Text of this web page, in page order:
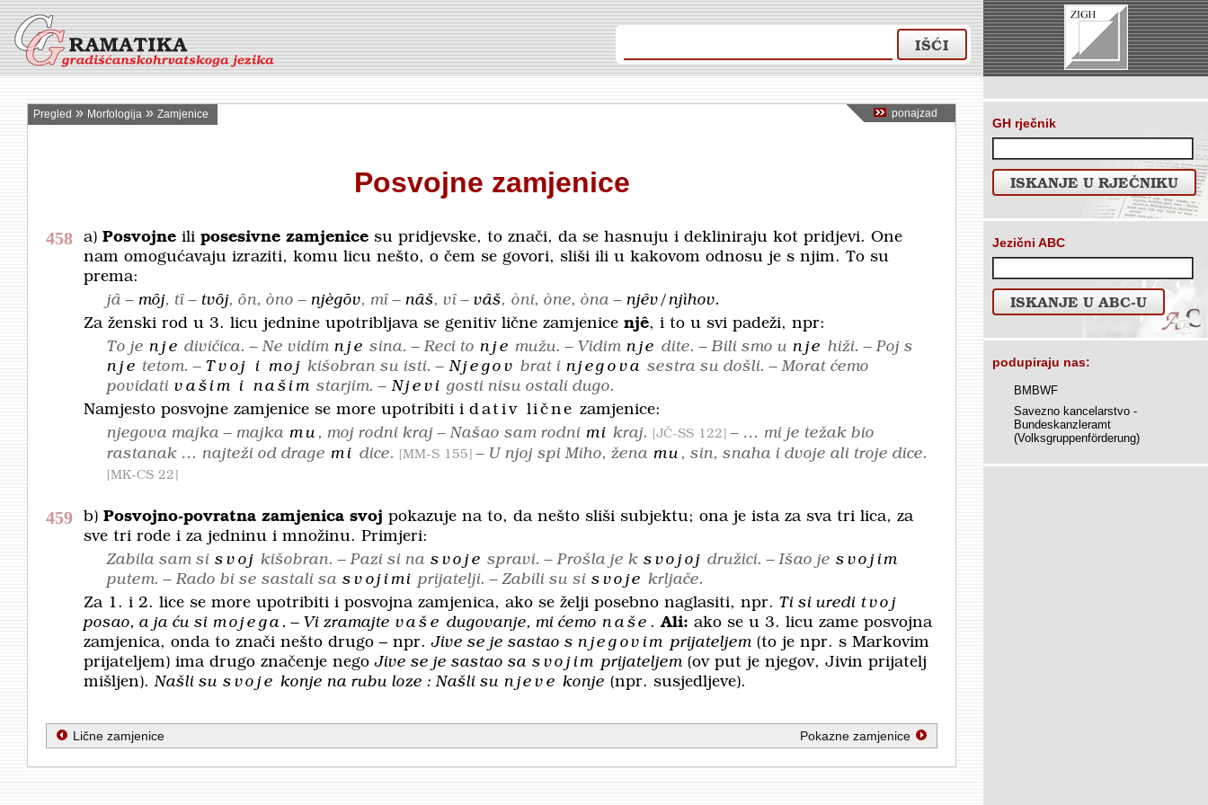
IŠĆI
Pregled » Morfologija » Zamjenice ponajzad
Posvojne zamjenice
458 a) Posvojne ili posesivne zamjenice su pridjevske, to znači, da se has­nuju i dekliniraju kot pridjevi. One
nam omogućavaju izraziti, komu licu nešto, o čem se govori, sliši ili u kakovom odnosu je s njim. To su
prema:
jȃ –mȏj, tȋ –tvȏj, ȏn, òno –njègōv, mȋ –nȃš, vȋ –vȃš, òni, òne, òna –njȇv/njìhov.
Za ženski rod u 3. licu jednine upotribljava se genitiv lične zamjenice njȇ, i to u svi padeži, npr:
To je nje divičica. – Ne vidim nje sina. – Reci to nje mužu. – Vidim nje dite. – Bili smo u nje hiži. – Poj s
nje tetom. –Tvoj i moj kišobran su isti. – Njegov brat i njegova sestra su došli. – Morat ćemo
povidati vašim i našim starjim. – Njevi gosti nisu ostali dugo.
Namjesto posvojne zamjenice se more upotribiti i dativ lične zamje­nice:
njegova majka – majka mu , moj rodni kraj – Našao sam rodni mi kraj. JČ-SS 122 – … mi je težak bio
rastanak … najteži od drage mi dice. MM-S 155 – U njoj spi Miho, žena mu , sin, snaha i dvoje ali troje dice.
MK-CS 22
459 b) Posvojno-povratna zamjenica svoj pokazuje na to, da nešto sliši subjektu; ona je ista za sva tri lica, za
sve tri rode i za jedninu i množinu. Primjeri:
Zabila sam si svoj kišobran. – Pazi si na svoje spravi. – Prošla je k svojoj družici. – Išao je svojim
putem. – Rado bi se sastali sa svojimi prijatelji. – Zabili su si svoje krljače.
Za 1. i 2. lice se more upotribiti i posvojna zamjenica, ako se želji posebno naglasiti, npr. Ti si uredi tvoj
posao, a ja ću si mojega . – Vi zramajte vaše dugovanje, mi ćemo naše .Ali: ako se u 3. licu zame posvojna
zamjenica, onda to znači nešto drugo – npr.Jive se je sastao s njegovim prijateljem (to je npr. s Markovim
prijateljem) ima drugo značenje negoJive se je sastao sa svojim prijateljem(ov put je njegov, Jivin prijatelj
mišljen).Našli su svoje konje na rubu loze : Našli su njeve konje (npr. susjedljeve).
Lične zamjenice Pokazne zamjenice
GH rječnik
ISKANJE U RJEČNIKU
Jezični ABC
ISKANJE U ABC-U
podupiraju nas:
BMBWF
Savezno kancelarstvo -
Bundeskanzleramt
(Volksgruppenförderung)